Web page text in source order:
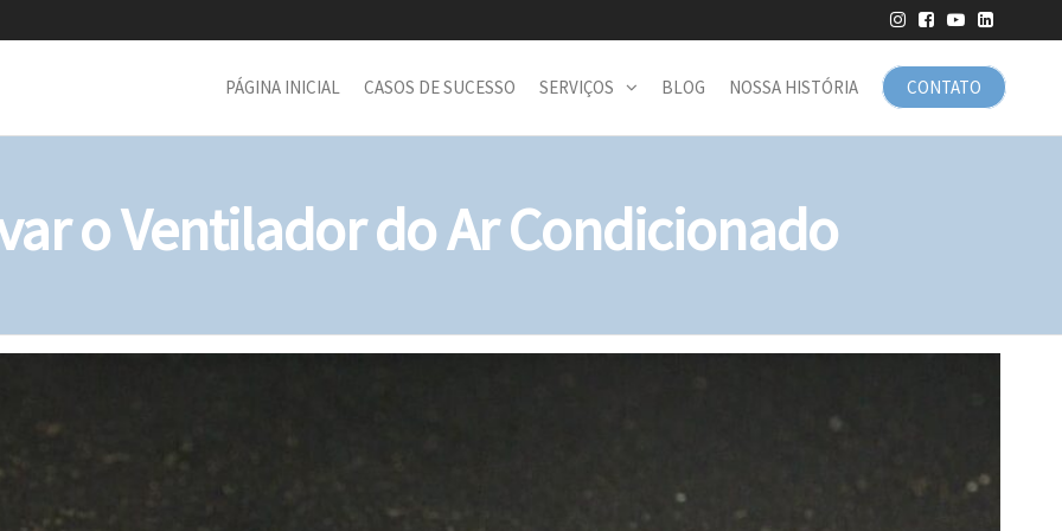
CONTATO
PÁGINA INICIAL CASOS DE SUCESSO SERVIÇOS BLOG NOSSA HISTÓRIA
o Ventilador do Ar Condicionado